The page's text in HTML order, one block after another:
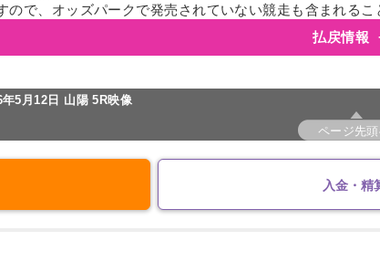
ので、オッズパークで発売されていない競走も含まれるこ
払戻情報
5月12日 山陽 5R映像
ページ先
入金・精